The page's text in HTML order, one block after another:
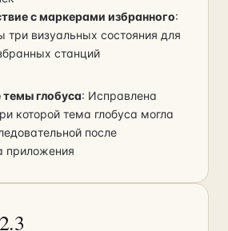
с маркерами избранного:
три визуальных состояния для
станций
глобуса: Исправлена
которой тема глобуса могла
после
приложения